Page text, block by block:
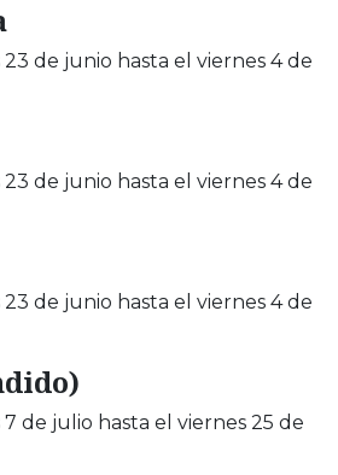
de junio hasta el viernes 4 de
de junio hasta el viernes 4 de
de junio hasta el viernes 4 de
de julio hasta el viernes 25 de